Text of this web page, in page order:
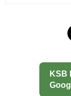
KSB